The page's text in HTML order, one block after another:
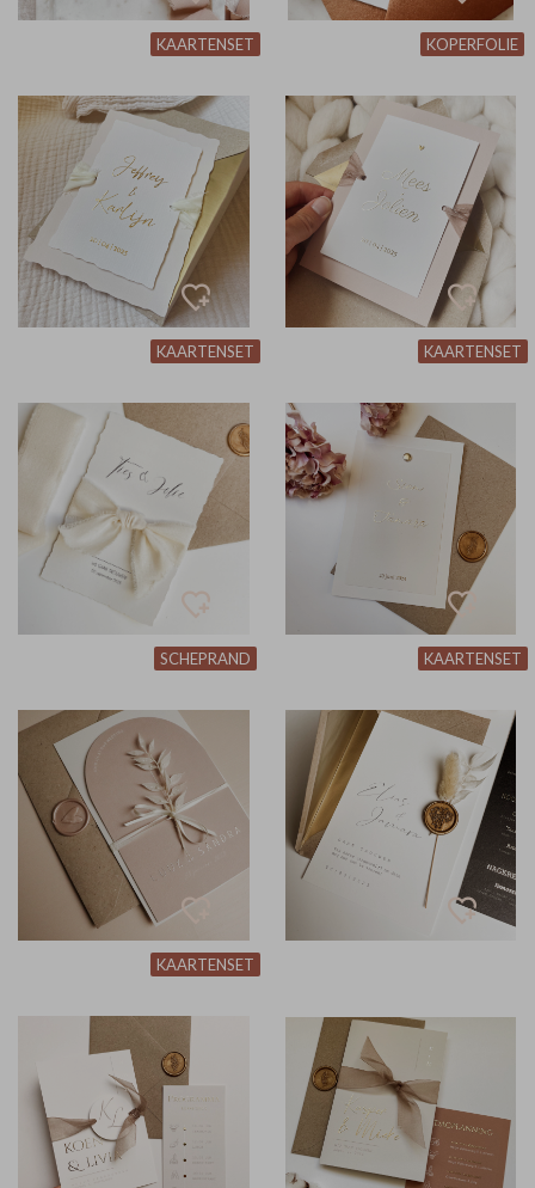
KAARTENSET KOPERFOLIE
KAARTENSET KAARTENSET
SCHEPRAND KAARTENSET
KAARTENSET